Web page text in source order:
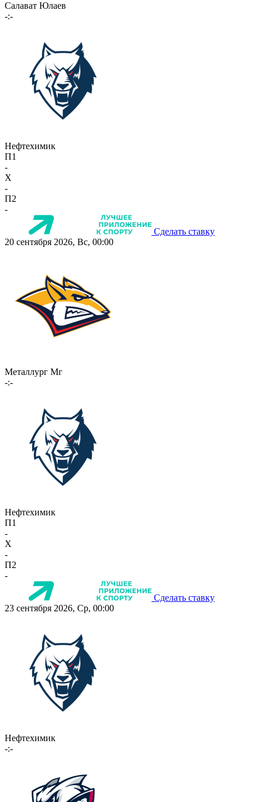
Салават Юлаев
-:-
Нефтехимик
П1
-
X
-
П2
-
Сделать ставку
20 сентября 2026, Вс, 00:00
Металлург Мг
-:-
Нефтехимик
П1
-
X
-
П2
-
Сделать ставку
23 сентября 2026, Ср, 00:00
Нефтехимик
-:-